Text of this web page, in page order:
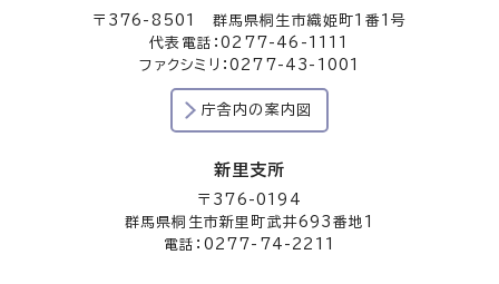
〒376-8501 群馬県桐生市織姫町1番1号
代表電話：0277-46-1111
ファクシミリ：0277-43-1001
庁舎内の案内図
新里支所
〒376-0194
群馬県桐生市新里町武井693番地1
電話：0277-74-2211